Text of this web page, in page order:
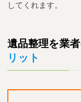
してくれます。
遺品整理を業
リット